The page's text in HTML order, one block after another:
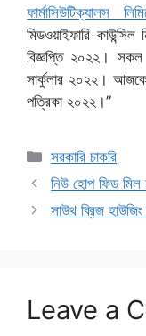
ফার্মাসিউটিক্যালস
মিডওয়াইফারি
বিজ্ঞপ্তি ২০২২।
সার্কুলার ২০২২।
পত্রিকা ২০২২।”
Categories
সরকারি চাকরি
নিউ হোপ ফিড মিল
সাউথ ব্রিজ
Leave a